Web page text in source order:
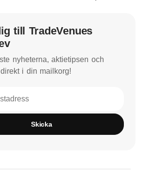
till TradeVenues
nyheterna, aktietipsen och
i din mailkorg!
Skicka